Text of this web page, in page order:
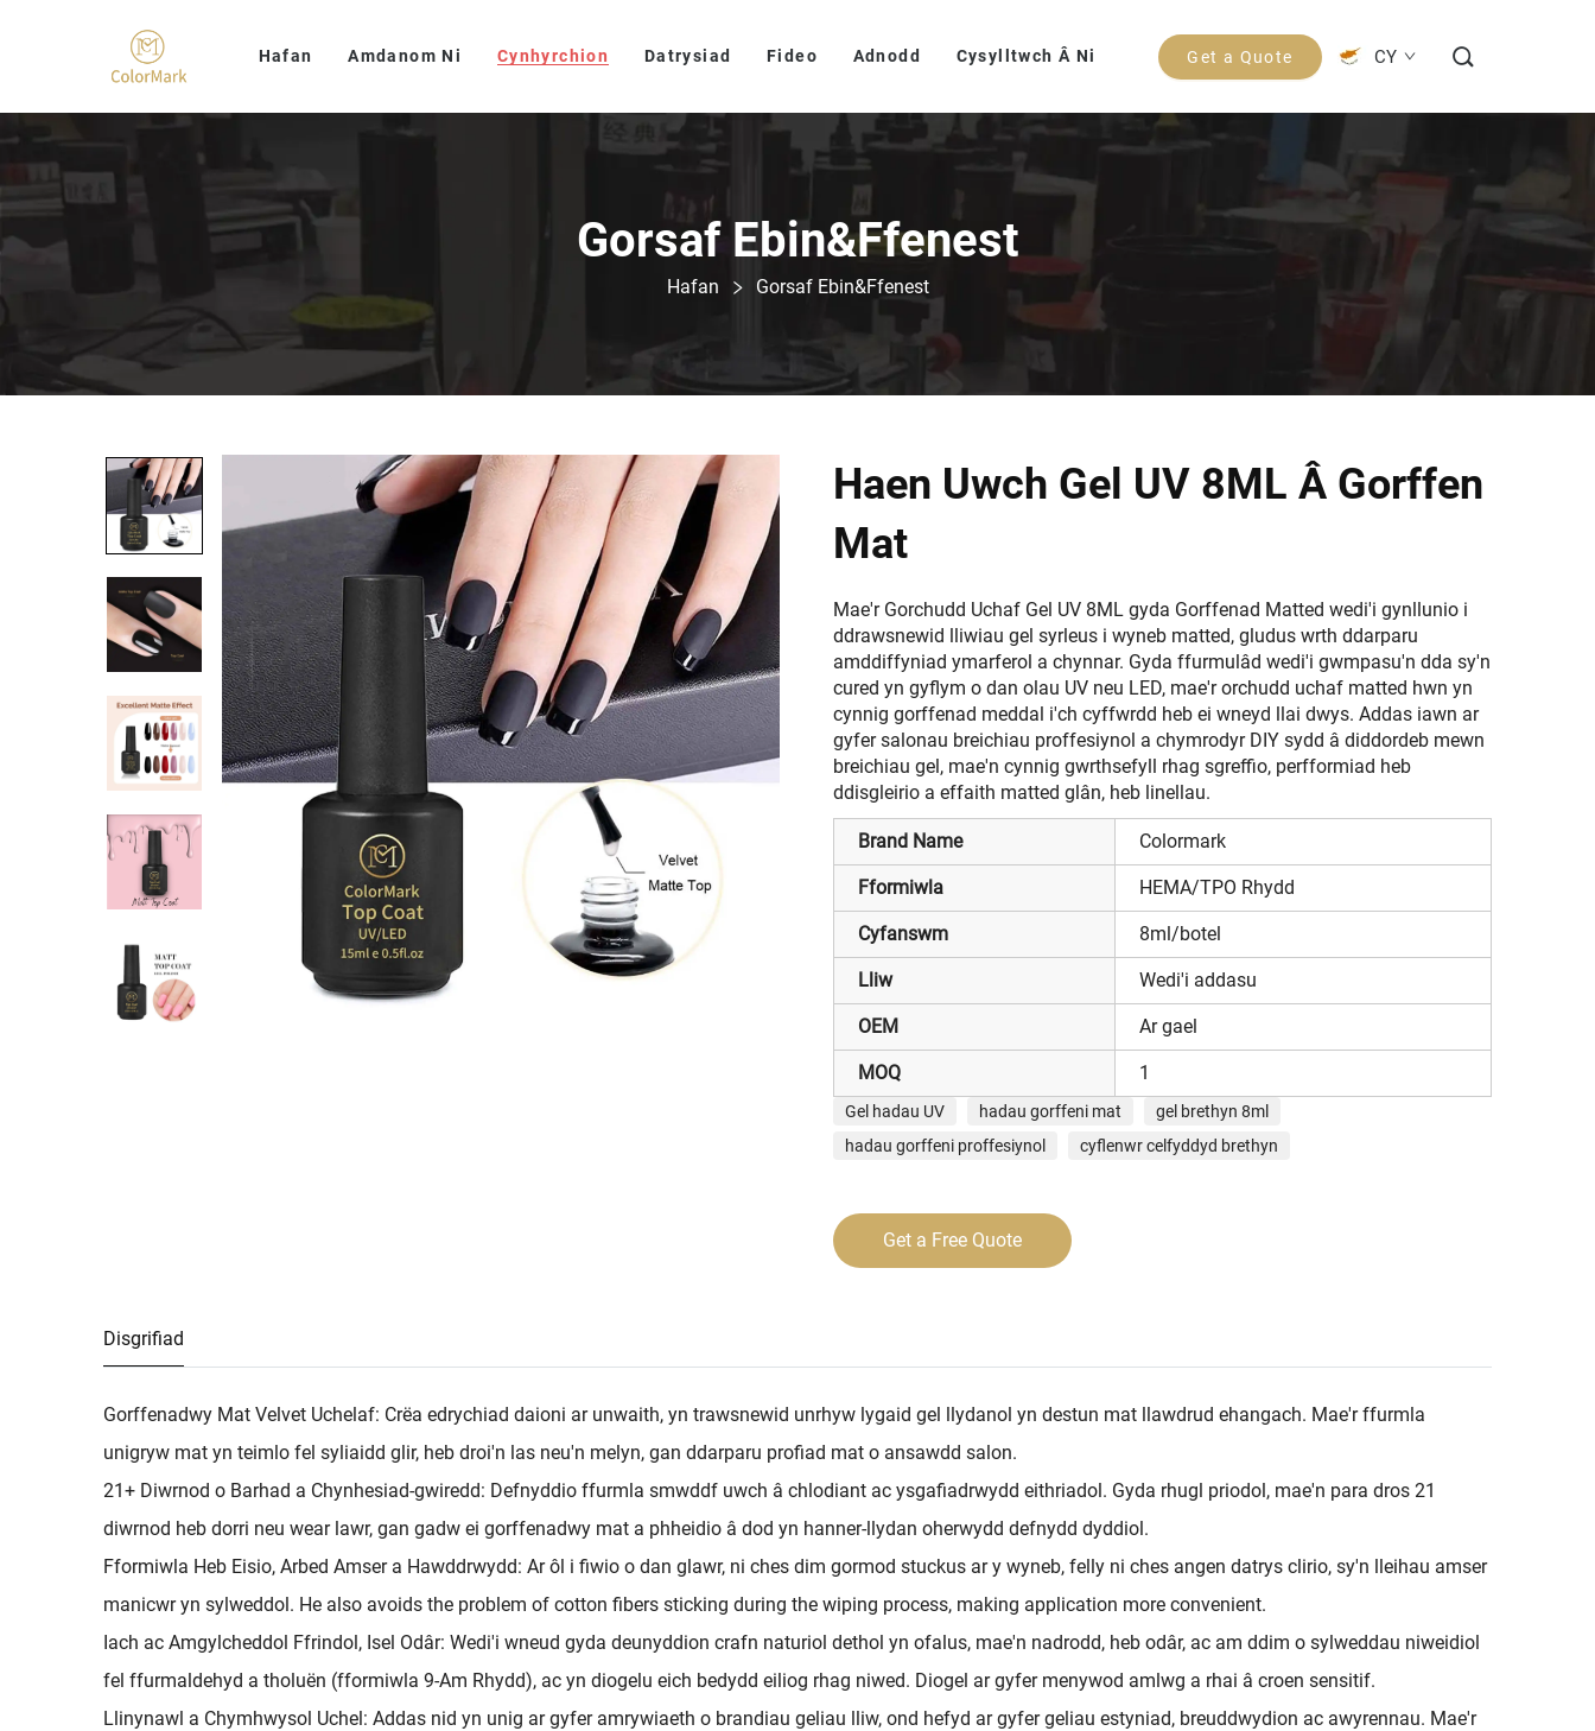
Hafan Amdanom Ni Cynhyrchion Datrysiad Fideo Adnodd Cysylltwch Â Ni Get a Quote CY
Gorsaf Ebin&Ffenest
Hafan Gorsaf Ebin&Ffenest
Haen Uwch Gel UV 8ML Â Gorffen
Mat
Mae'r Gorchudd Uchaf Gel UV 8ML gyda Gorffenad Matted wedi'i gynllunio i
ddrawsnewid lliwiau gel syrleus i wyneb matted, gludus wrth ddarparu
amddiffyniad ymarferol a chynnar. Gyda ffurmulâd wedi'i gwmpasu'n dda sy'n
cured yn gyflym o dan olau UV neu LED, mae'r orchudd uchaf matted hwn yn
cynnig gorffenad meddal i'ch cyffwrdd heb ei wneyd llai dwys. Addas iawn ar
gyfer salonau breichiau proffesiynol a chymrodyr DIY sydd â diddordeb mewn
breichiau gel, mae'n cynnig gwrthsefyll rhag sgreffio, perfformiad heb
ddisgleirio a effaith matted glân, heb linellau.
Brand Name Colormark
Fformiwla HEMA/TPO Rhydd
Cyfanswm 8ml/botel
Lliw Wedi'i addasu
OEM Ar gael
MOQ 1
Gel hadau UV hadau gorffeni mat
gel brethyn 8ml
hadau gorffeni proffesiynol
cyflenwr celfyddyd brethyn
Get a Free Quote
Disgrifiad
Gorffenadwy Mat Velvet Uchelaf: Crëa edrychiad daioni ar unwaith, yn trawsnewid unrhyw lygaid gel llydanol yn destun mat llawdrud ehangach. Mae'r ffurmla
unigryw mat yn teimlo fel syliaidd glir, heb droi'n las neu'n melyn, gan ddarparu profiad mat o ansawdd salon.
21+ Diwrnod o Barhad a Chynhesiad-gwiredd: Defnyddio ffurmla smwddf uwch â chlodiant ac ysgafiadrwydd eithriadol. Gyda rhugl priodol, mae'n para dros 21
diwrnod heb dorri neu wear lawr, gan gadw ei gorffenadwy mat a phheidio â dod yn hanner-llydan oherwydd defnydd dyddiol.
Fformiwla Heb Eisio, Arbed Amser a Hawddrwydd: Ar ôl i fiwio o dan glawr, ni ches dim gormod stuckus ar y wyneb, felly ni ches angen datrys clirio, sy'n lleihau amser
manicwr yn sylweddol. He also avoids the problem of cotton fibers sticking during the wiping process, making application more convenient.
Iach ac Amgylcheddol Ffrindol, Isel Odâr: Wedi'i wneud gyda deunyddion crafn naturiol dethol yn ofalus, mae'n nadrodd, heb odâr, ac am ddim o sylweddau niweidiol
fel ffurmaldehyd a tholuën (fformiwla 9-Am Rhydd), ac yn diogelu eich bedydd eiliog rhag niwed. Diogel ar gyfer menywod amlwg a rhai â croen sensitif.
Llinynawl a Chymhwysol Uchel: Addas nid yn unig ar gyfer amrywiaeth o brandiau geliau lliw, ond hefyd ar gyfer geliau estyniad, breuddwydion ac awyrennau. Mae'r